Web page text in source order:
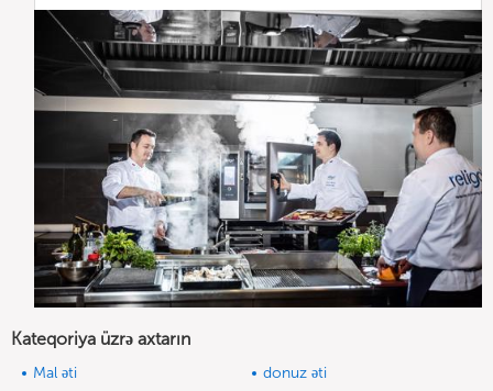
Kateqoriya üzrə axtarın
Mal əti
donuz əti